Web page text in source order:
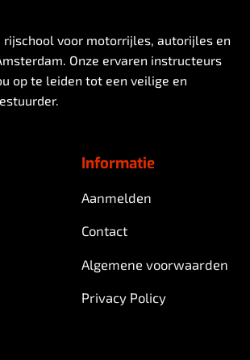
rijschool voor motorrijles, autorijles en
Onze ervaren instructeurs
op te leiden tot een veilige en
Informatie
Aanmelden
Contact
Algemene voorwaarden
Privacy Policy